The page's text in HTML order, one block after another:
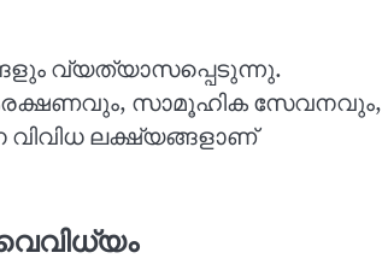
വ്യത്യാസപ്പെടുന്നു.
സാമൂഹിക സേവനവും,
ലക്ഷ്യങ്ങളാണ്